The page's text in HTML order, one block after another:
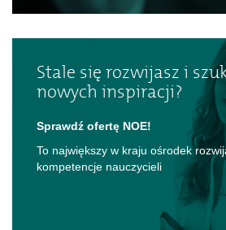
Stale się rozwijasz i
nowych inspiracji?
Sprawdź ofertę NOE!
To największy w kraju ośrodek
kompetencje nauczycieli